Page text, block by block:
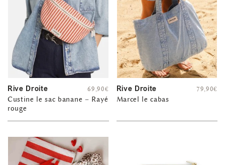
Rive Droite
Custine le sac banane – Rayé
rouge
69,90€ Rive Droite
Marcel le cabas
79,90€